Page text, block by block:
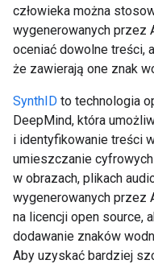
człowieka można
wygenerowanych przez
oceniać dowolne treści,
że zawierają one znak
SynthID to technologia
DeepMind, która
i identyfikowanie treści
umieszczanie
w obrazach, plikach
wygenerowanych przez
na licencji open source,
dodawanie znaków
Aby uzyskać bardziej